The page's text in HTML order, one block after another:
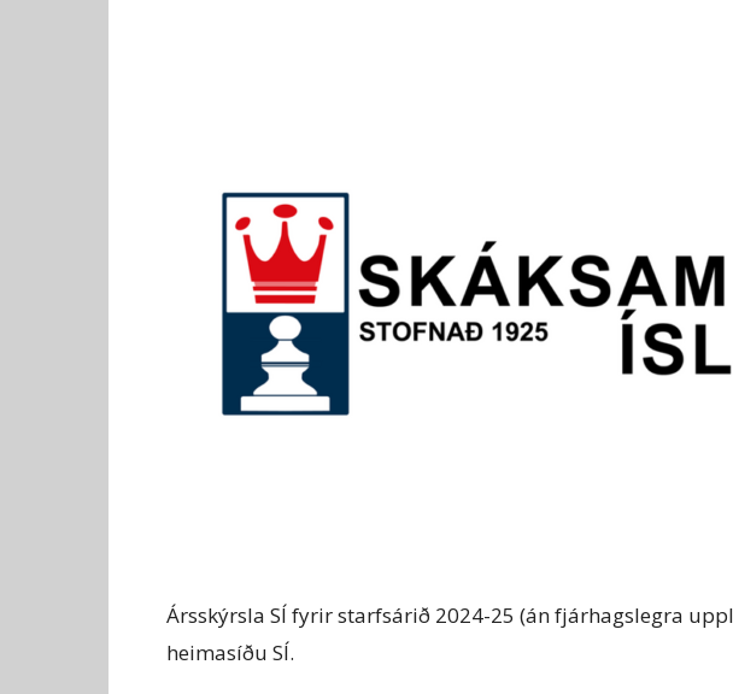
Ársskýrsla SÍ fyrir starfsárið 2024-25 (án fjárhagslegra
heimasíðu SÍ.